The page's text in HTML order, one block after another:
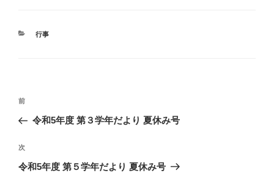
カ
行事
投
ナ
ビ
ゲ
前
の
稿
前
令和5年度 第３学年だより 夏休み号
次
の
次
令和5年度 第５学年だより 夏休み号